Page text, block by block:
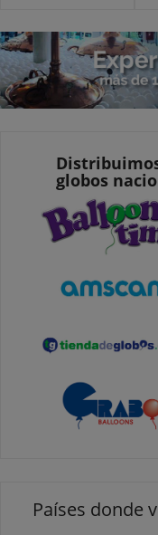
globos
Países donde